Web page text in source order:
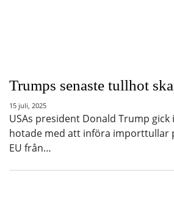
Trumps senaste tullhot
15 juli, 2025
USAs president Donald Trump gick
hotade med att införa importtullar
EU från…